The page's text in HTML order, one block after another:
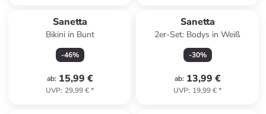
Sanetta
Bikini in Bunt
-46%
ab: 15,99 €
UVP: 29,99 €*
Sanetta
2er-Set: Bodys in Weiß
-30%
ab: 13,99 €
UVP: 19,99 €*